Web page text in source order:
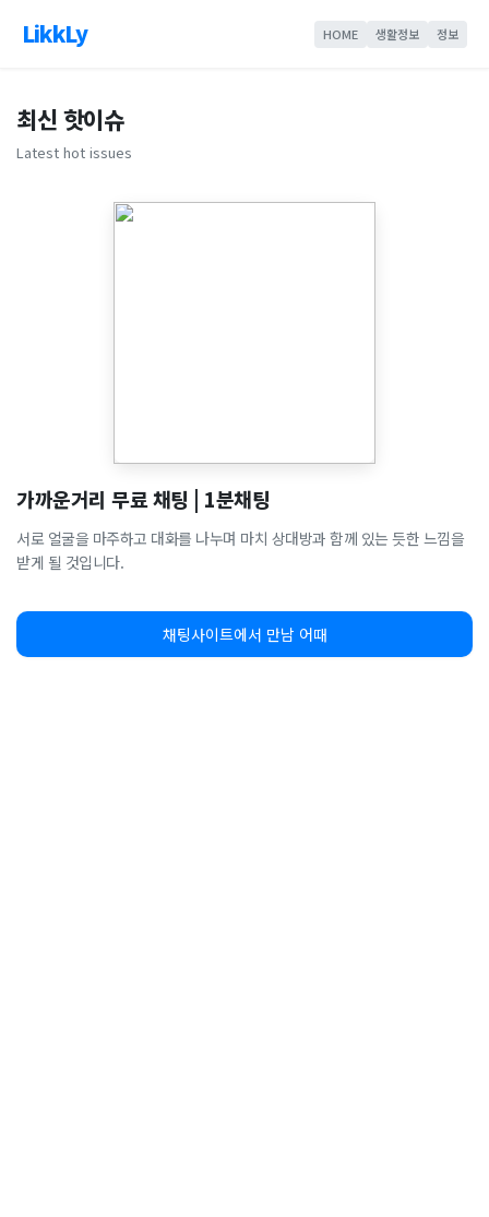
LikkLy HOME 생활정보 정보
최신 핫이슈
Latest hot issues
가까운거리 무료 채팅 | 1분채팅
서로 얼굴을 마주하고 대화를 나누며 마치 상대방과 함께 있는 듯한 느낌을
받게 될 것입니다.
채팅사이트에서 만남 어때